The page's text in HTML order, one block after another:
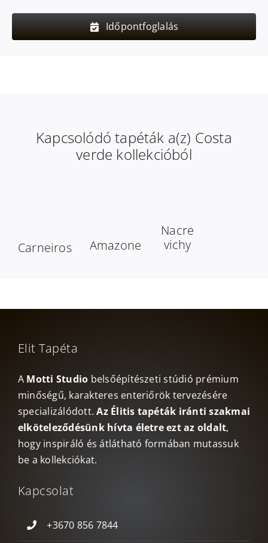
Időpontfoglalás
Kapcsolódó tapéták a(z) Costa
verde kollekcióból
Carneiros Amazone
Nacre
vichy
Elit Tapéta
A Motti Studio belsőépítészeti stúdió prémium
minőségű, karakteres enteriőrök tervezésére
specializálódott.Az Élitis tapéták iránti szakmai
elköteleződésünk hívta életre ezt az oldalt,
hogy inspiráló és átlátható formában mutassuk
be a kollekciókat.
Kapcsolat
+3670 856 7844